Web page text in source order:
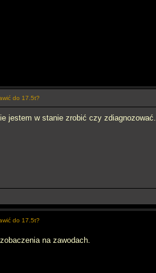
do 17.5t?
jestem w stanie zrobić czy
do 17.5t?
na zawodach.